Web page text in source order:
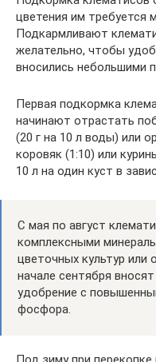
цветения им требуется
Подкармливают
желательно, чтобы
вносились небольшими
Первая подкормка
начинают отрастать
(20 г на 10 л воды) или
коровяк (1:10) или
10 л на один куст в
С мая по август
комплексными
цветочных культур или
начале сентября
удобрение с
фосфора.